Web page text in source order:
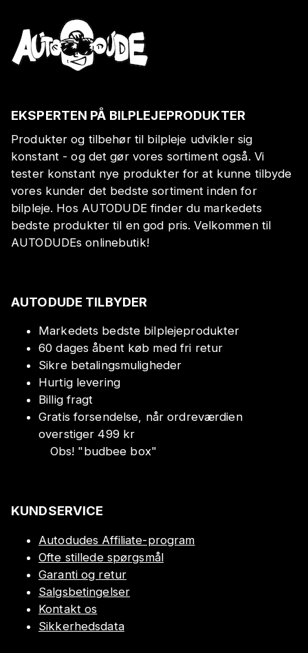
EKSPERTEN PÅ BILPLEJEPRODUKTER
Produkter og tilbehør til bilpleje udvikler sig
konstant - og det gør vores sortiment også. Vi
tester konstant nye produkter for at kunne tilbyde
vores kunder det bedste sortiment inden for
bilpleje. Hos AUTODUDE finder du markedets
bedste produkter til en god pris. Velkommen til
AUTODUDEs onlinebutik!
AUTODUDE TILBYDER
Markedets bedste bilplejeprodukter
60 dages åbent køb med fri retur
Sikre betalingsmuligheder
Hurtig levering
Billig fragt
Gratis forsendelse, når ordreværdien
overstiger 499 kr
Obs! "budbee box"
KUNDSERVICE
Autodudes Affiliate-program
Ofte stillede spørgsmål
Garanti og retur
Salgsbetingelser
Kontakt os
Sikkerhedsdata